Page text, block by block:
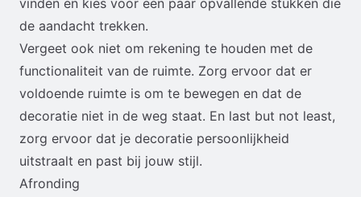
vinden en kies voor een paar opvallende stukken die
de aandacht trekken.
Vergeet ook niet om rekening te houden met de
functionaliteit van de ruimte. Zorg ervoor dat er
voldoende ruimte is om te bewegen en dat de
decoratie niet in de weg staat. En last but not least,
zorg ervoor dat je decoratie persoonlijkheid
uitstraalt en past bij jouw stijl.
Afronding